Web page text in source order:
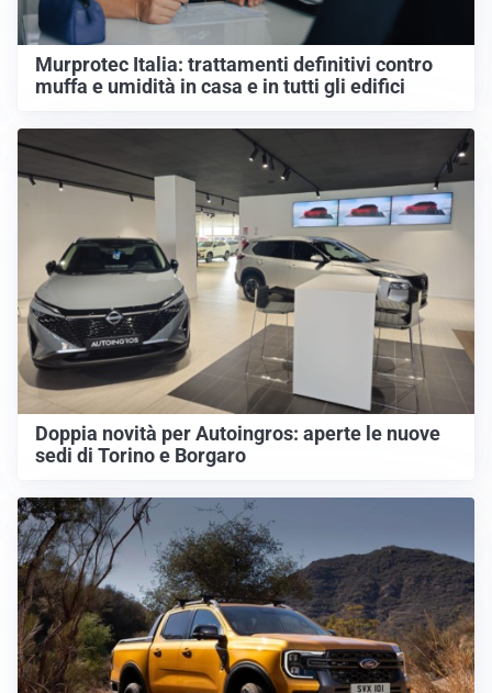
Murprotec Italia: trattamenti definitivi contro
muffa e umidità in casa e in tutti gli edifici
Doppia novità per Autoingros: aperte le nuove
sedi di Torino e Borgaro